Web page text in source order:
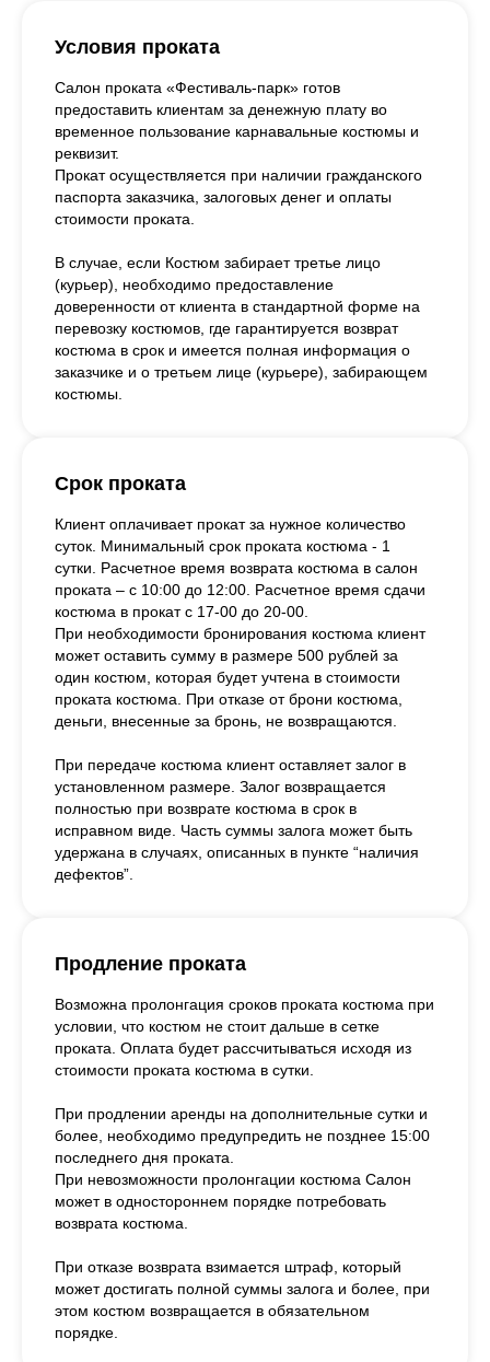
Условия проката
Салон проката «Фестиваль-парк» готов
предоставить клиентам за денежную плату во
временное пользование карнавальные костюмы и
реквизит.
Прокат осуществляется при наличии гражданского
паспорта заказчика, залоговых денег и оплаты
стоимости проката.
В случае, если Костюм забирает третье лицо
(курьер), необходимо предоставление
доверенности от клиента в стандартной форме на
перевозку костюмов, где гарантируется возврат
костюма в срок и имеется полная информация о
заказчике и о третьем лице (курьере), забирающем
костюмы.
Срок проката
Клиент оплачивает прокат за нужное количество
суток. Минимальный срок проката костюма - 1
сутки. Расчетное время возврата костюма в салон
проката – с 10:00 до 12:00. Расчетное время сдачи
костюма в прокат с 17-00 до 20-00.
При необходимости бронирования костюма клиент
может оставить сумму в размере 500 рублей за
один костюм, которая будет учтена в стоимости
проката костюма. При отказе от брони костюма,
деньги, внесенные за бронь, не возвращаются.
При передаче костюма клиент оставляет залог в
установленном размере. Залог возвращается
полностью при возврате костюма в срок в
исправном виде. Часть суммы залога может быть
удержана в случаях, описанных в пункте “наличия
дефектов”.
Продление проката
Возможна пролонгация сроков проката костюма при
условии, что костюм не стоит дальше в сетке
проката. Оплата будет рассчитываться исходя из
стоимости проката костюма в сутки.
При продлении аренды на дополнительные сутки и
более, необходимо предупредить не позднее 15:00
последнего дня проката.
При невозможности пролонгации костюма Салон
может в одностороннем порядке потребовать
возврата костюма.
При отказе возврата взимается штраф, который
может достигать полной суммы залога и более, при
этом костюм возвращается в обязательном
порядке.